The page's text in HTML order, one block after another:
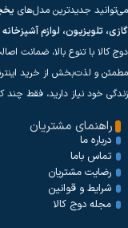
می‌توانید جدیدترین مدل‌های
گازی، تلویزیون، لوازم آشپزخانه
دوج کالا با تنوع بالا، ضمانت
مطمئن و لذت‌بخش از خرید
زندگی خود نیاز دارید، فقط چند
راهنمای مشتریان
درباره ما
تماس باما
رضایت مشتریان
شرایط و قوانین
مجله دوج کالا